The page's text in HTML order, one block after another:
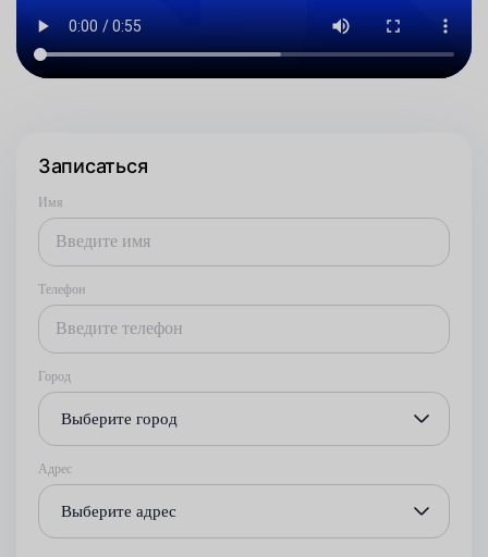
Записаться
Имя
Телефон
Город
Выберите город
Адрес
Выберите адрес